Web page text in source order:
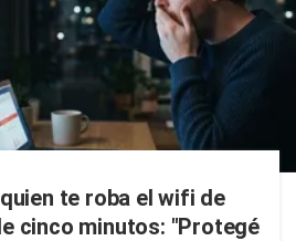
te roba el wifi de
cinco minutos: "Protegé